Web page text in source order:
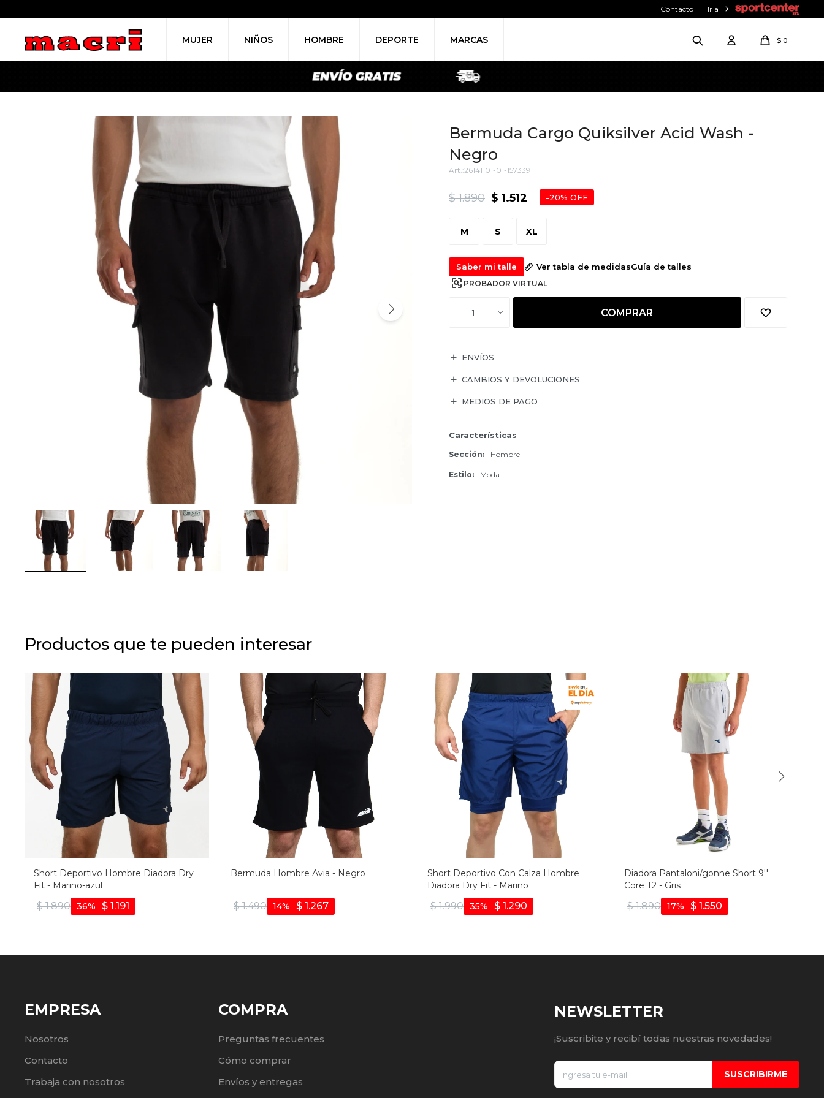
MUJER NIÑOS HOMBRE DEPORTE MARCAS $ 0
Contacto Ir a
Bermuda Cargo Quiksilver Acid Wash -
Negro
26141101-01-157339
$ 1.512
$ 1.890 20
M S XL
Saber mi talle Ver tabla de medidasGuía de talles
PROBADOR VIRTUAL
1 COMPRAR
ENVÍOS
CAMBIOS Y DEVOLUCIONES
MEDIOS DE PAGO
Características
Sección Hombre
Estilo Moda
Productos que te pueden interesar
Short Deportivo Hombre Diadora Dry
Fit - Marino-azul
$ 1.890 $ 1.191
36
Bermuda Hombre Avia - Negro
$ 1.490 $ 1.267
14
Short Deportivo Con Calza Hombre
Diadora Dry Fit - Marino
$ 1.990 $ 1.290
35
Diadora Pantaloni/gonne Short 9''
Core T2 - Gris
$ 1.890 $ 1.550
17
EMPRESA
Nosotros
Contacto
Trabaja con nosotros
COMPRA
Preguntas frecuentes
Cómo comprar
Envíos y entregas
NEWSLETTER
¡Suscribite y recibí todas nuestras novedades!
SUSCRIBIRME